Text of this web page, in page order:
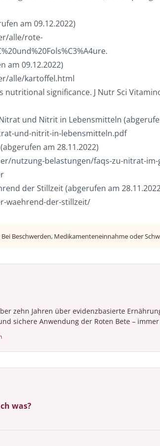
am 09.12.2022)
alle/rote-
am 09.12.2022)
alle/kartoffel.html
significance. J Nutr Sci
und Nitrit in Lebensmitteln
und-nitrit-in-lebensmitteln.pdf
am 28.11.2022)
nutzung-belastungen/faqs-zu-nitrat-
der Stillzeit (abgerufen am
waehrend-der-stillzeit/
Beschwerden, Medikamenteneinnahme oder
zehn Jahren über evidenzbasierte
sichere Anwendung der Roten Bete –
was?